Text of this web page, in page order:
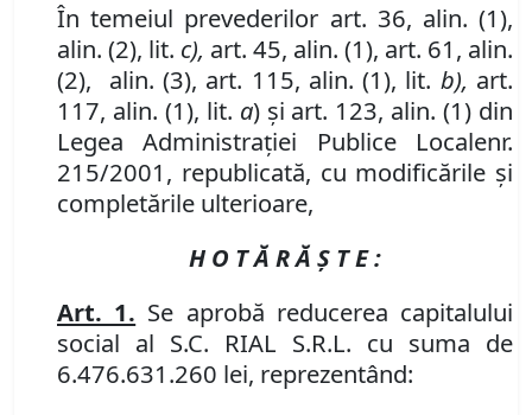
În temeiul prevederilor art. 36, alin. (1),
alin. (2), lit. c), art. 45, alin. (1), art. 61, alin.
(2), alin. (3), art. 115, alin. (1), lit. b), art.
117, alin. (1), lit. a) şi art. 123, alin. (1) din
Legea Administraţiei Publice Localenr.
215/2001, republicată, cu modificările şi
completările ulterioare,
H O T Ă R Ă Ş T E :
Art. 1. Se aprobă reducerea capitalului
social al S.C. RIAL S.R.L. cu suma de
6.476.631.260 lei, reprezentând: